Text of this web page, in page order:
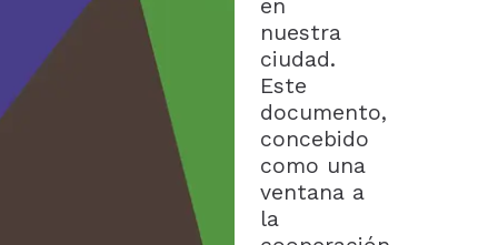
en
nuestra
ciudad.
Este
documento,
concebido
como una
ventana a
la